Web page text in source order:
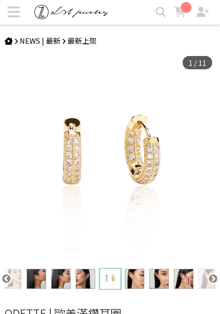
ODETTE | 歐美滿鑽耳圈 | LZL Jewelry 輕珠寶飾品
NEWS | 最新 最新上架
1 /11